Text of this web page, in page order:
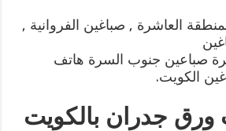
العاشرة , صباغين الفروانية ,
صباعين جنوب السرة هاتف
الكويت.
ورق جدران بالكويت